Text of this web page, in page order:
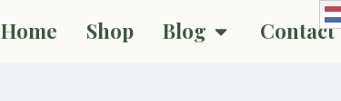
Home Shop Blog Contact